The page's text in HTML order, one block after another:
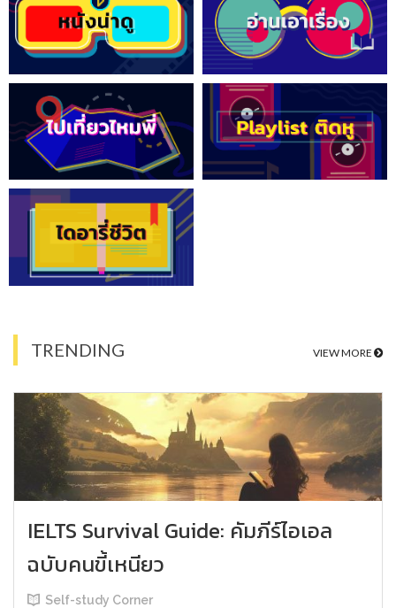
TRENDING VIEW MORE
IELTS Survival Guide: คัมภีร์ไอเอล
ฉบับคนขี้เหนียว
Self-study Corner